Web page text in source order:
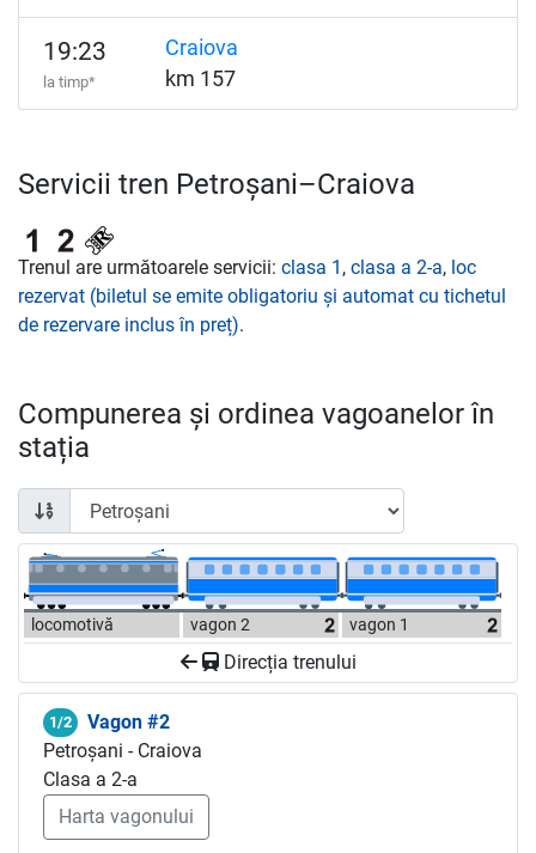
19:23
la timp*
Craiova
km 157
Servicii tren Petroșani–Craiova
Trenul are următoarele servicii: clasa 1 , clasa a 2-a, loc
rezervat (biletul se emite obligatoriu și automat cu tichetul
de rezervare inclus în preț).
Compunerea și ordinea vagoanelor în
stația
locomotivă vagon 2 vagon 1
Direcția trenului
1/2
Vagon #2
Petroșani - Craiova
Clasa a 2-a
Harta vagonului